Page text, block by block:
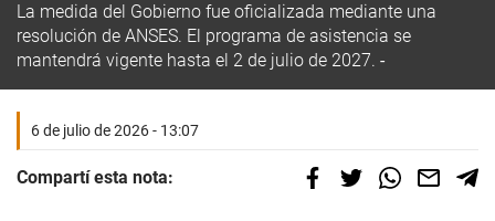
La medida del Gobierno fue oficializada mediante una
resolución de ANSES. El programa de asistencia se
mantendrá vigente hasta el 2 de julio de 2027.
6 de julio de 2026 - 13:07
Compartí esta nota: